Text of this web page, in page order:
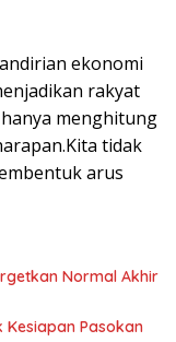
ekonomi
rakyat
menghitung
tidak
arus
Normal Akhir
Kesiapan Pasokan